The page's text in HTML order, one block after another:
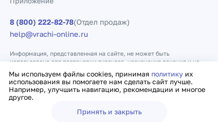
Мы используем файлы cookies, принимая политику их
использования вы помогаете нам сделать сайт лучше.
Например, улучшить навигацию, рекомендации и многое
другое.
Принять и закрыть
8 (800) 222-82-78(Отдел продаж)
help@vrachi-online.ru
Информация, представленная на сайте, не может быть
использована для постановки диагноза, назначения лечения и не
заменяет прием врача.
Политика конфиденциальности Договор оферты